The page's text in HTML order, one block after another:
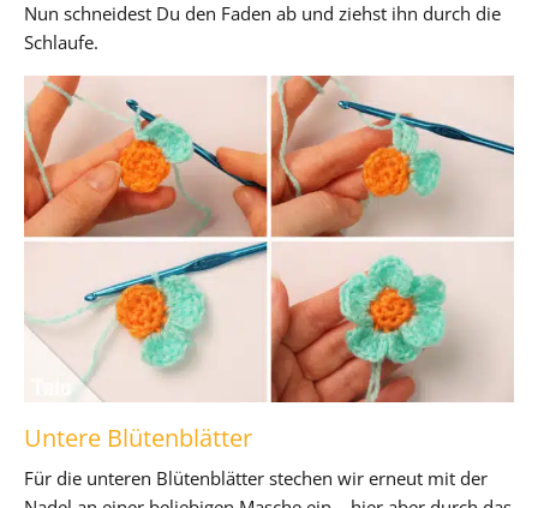
Nun schneidest Du den Faden ab und ziehst ihn durch die
Schlaufe.
Untere Blütenblätter
Für die unteren Blütenblätter stechen wir erneut mit der